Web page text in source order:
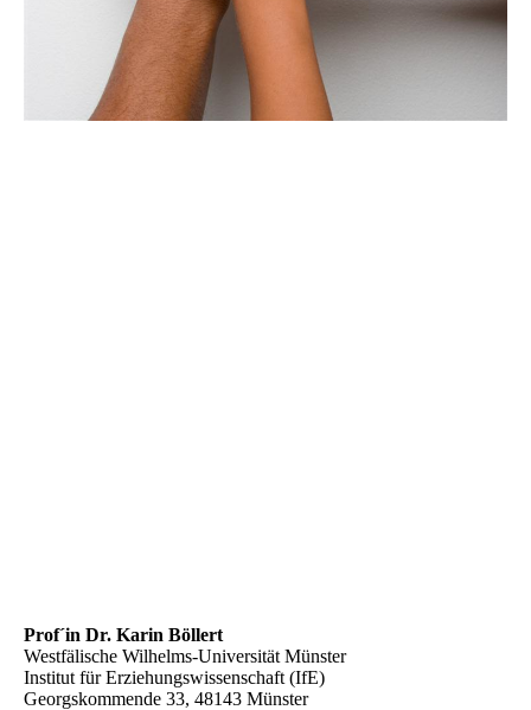
Prof´in Dr. Karin Böllert
Westfälische Wilhelms-Universität Münster
Institut für Erziehungswissenschaft (IfE)
Georgskommende 33, 48143 Münster